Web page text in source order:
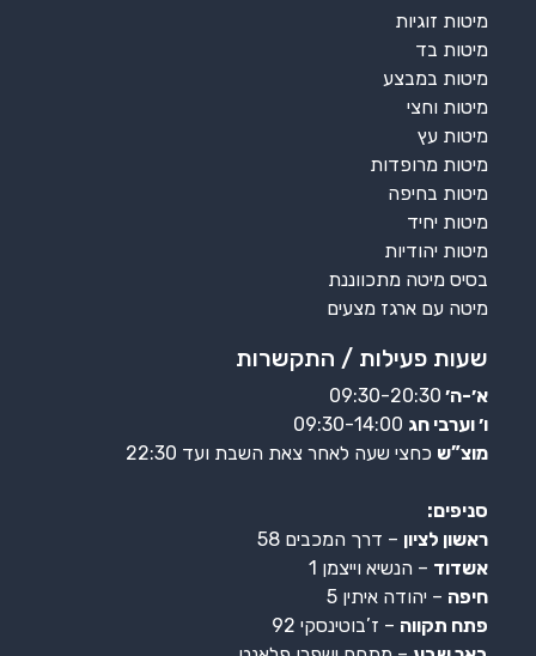
מיטות זוגיות
מיטות בד
מיטות במבצע
מיטות וחצי
מיטות עץ
מיטות מרופדות
מיטות בחיפה
מיטות יחיד
מיטות יהודיות
בסיס מיטה מתכווננת
מיטה עם ארגז מצעים
שעות פעילות / התקשרות
א׳-ה׳ 09:30-20:30
ו׳ וערבי חג
מוצ”ש כחצי שעה לאחר צאת השבת ועד 22:30
סניפים:
ראשון לציון – דרך המכבים 58
אשדוד – הנשיא וייצמן 1
חיפה – יהודה איתין 5
פתח תקווה – ז’בוטינסקי 92